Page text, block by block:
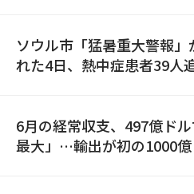
ソウル市「猛暑重大警報」
れた4日、熱中症患者39人
6月の経常収支、497億ド
最大」…輸出が初の1000